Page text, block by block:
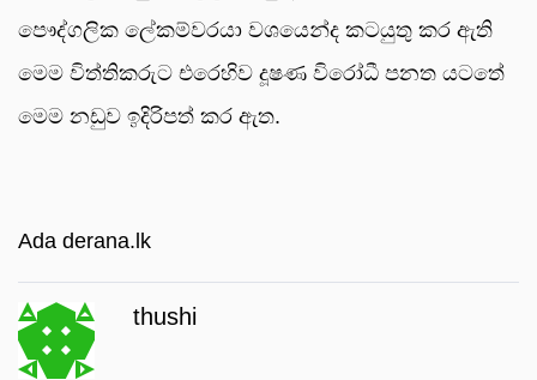
පෞද්ගලික ලේකම්වරයා වශයෙන්ද කටයුතු කර ඇති
මෙම විත්තිකරුට එරෙහිව දූෂණ විරෝධී පනත යටතේ
මෙම නඩුව ඉදිරිපත් කර ඇත.
Ada derana.lk
thushi